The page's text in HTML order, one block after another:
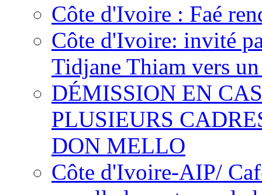
Côte d'Ivoire : Faé
Côte d'Ivoire: invité
Tidjane Thiam vers
DÉMISSION EN
PLUSIEURS
DON MELLO
Côte d'Ivoire-AIP/